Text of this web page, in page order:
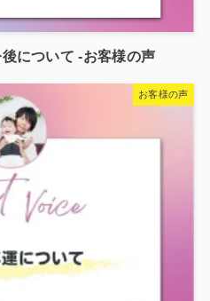
について -お客様の声
お客様の声